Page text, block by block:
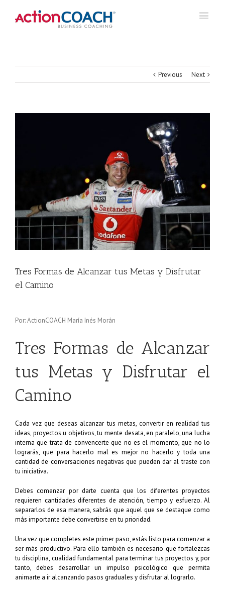
Previous Next
Tres Formas de Alcanzar tus Metas y Disfrutar
el Camino
Por: ActionCOACH María Inés Morán
Tres Formas de Alcanzar
tus Metas y Disfrutar el
Camino
Cada vez que deseas alcanzar tus metas, convertir en realidad tus
ideas, proyectos u objetivos, tu mente desata, en paralelo, una lucha
interna que trata de convencerte que no es el momento, que no lo
lograrás, que para hacerlo mal es mejor no hacerlo y toda una
cantidad de conversaciones negativas que pueden dar al traste con
tu iniciativa.
Debes comenzar por darte cuenta que los diferentes proyectos
requieren cantidades diferentes de atención, tiempo y esfuerzo. Al
separarlos de esa manera, sabrás que aquel que se destaque como
más importante debe convertirse en tu prioridad.
Una vez que completes este primer paso, estás listo para comenzar a
ser más productivo. Para ello también es necesario que fortalezcas
tu disciplina, cualidad fundamental para terminar tus proyectos y, por
tanto, debes desarrollar un impulso psicológico que permita
animarte a ir alcanzando pasos graduales y disfrutar al lograrlo.